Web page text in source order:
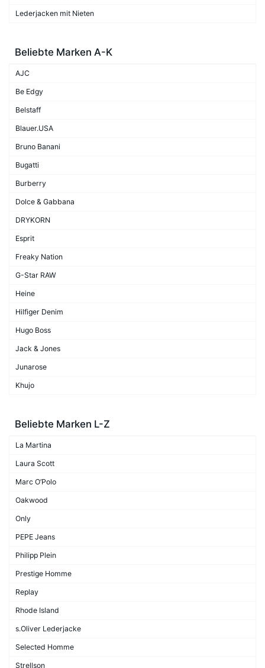
Lederjacken mit Nieten
Beliebte Marken A-K
AJC
Be Edgy
Belstaff
Blauer.USA
Bruno Banani
Bugatti
Burberry
Dolce & Gabbana
DRYKORN
Esprit
Freaky Nation
G-Star RAW
Heine
Hilfiger Denim
Hugo Boss
Jack & Jones
Junarose
Khujo
Beliebte Marken L-Z
La Martina
Laura Scott
Marc O’Polo
Oakwood
Only
PEPE Jeans
Philipp Plein
Prestige Homme
Replay
Rhode Island
s.Oliver Lederjacke
Selected Homme
Strellson